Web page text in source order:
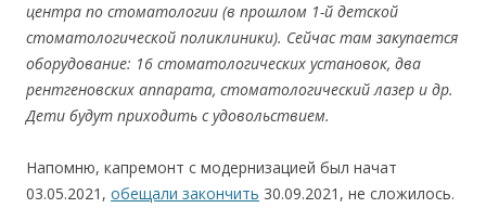
центра по стоматологии (в прошлом 1-й детской
стоматологической поликлиники). Сейчас там закупается
оборудование: 16 стоматологических установок, два
рентгеновских аппарата, стоматологический лазер и др.
Дети будут приходить с удовольствием.
Напомню, капремонт с модернизацией был начат
03.05.2021, обещали закончить 30.09.2021, не сложилось.